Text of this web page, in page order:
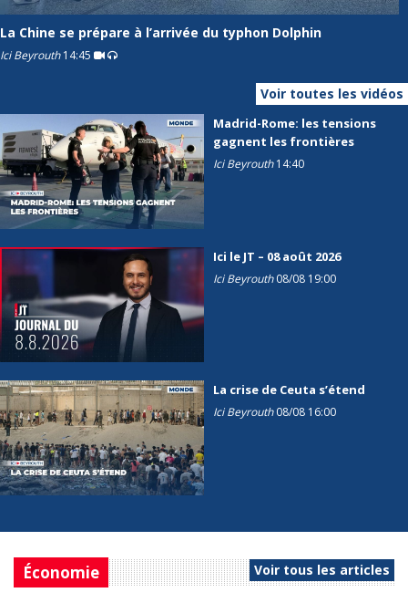
La Chine se prépare à l’arrivée du typhon Dolphin
Ici Beyrouth14:45
Voir toutes les vidéos
Madrid-Rome: les tensions
gagnent les frontières
Ici Beyrouth14:40
Ici le JT – 08 août 2026
Ici Beyrouth08/08 19:00
La crise de Ceuta s’étend
Ici Beyrouth08/08 16:00
Économie Voir tous les articles